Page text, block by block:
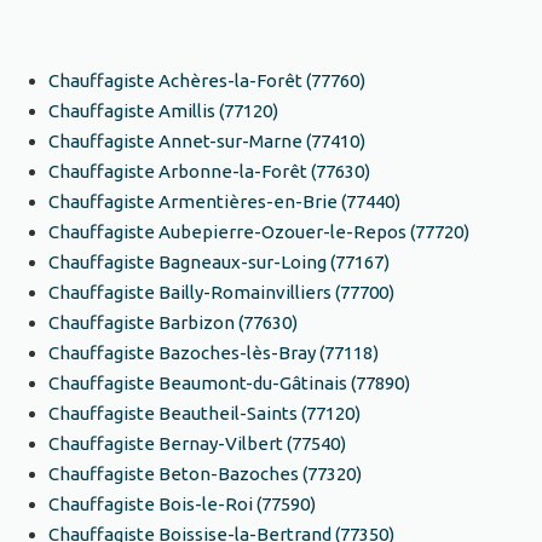
Chauffagiste Achères-la-Forêt (77760)
Chauffagiste Amillis (77120)
Chauffagiste Annet-sur-Marne (77410)
Chauffagiste Arbonne-la-Forêt (77630)
Chauffagiste Armentières-en-Brie (77440)
Chauffagiste Aubepierre-Ozouer-le-Repos (77720)
Chauffagiste Bagneaux-sur-Loing (77167)
Chauffagiste Bailly-Romainvilliers (77700)
Chauffagiste Barbizon (77630)
Chauffagiste Bazoches-lès-Bray (77118)
Chauffagiste Beaumont-du-Gâtinais (77890)
Chauffagiste Beautheil-Saints (77120)
Chauffagiste Bernay-Vilbert (77540)
Chauffagiste Beton-Bazoches (77320)
Chauffagiste Bois-le-Roi (77590)
Chauffagiste Boissise-la-Bertrand (77350)